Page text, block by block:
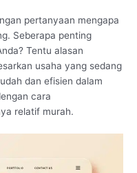
pertanyaan mengapa
Seberapa penting
Tentu alasan
usaha yang sedang
dan efisien dalam
cara
relatif murah.